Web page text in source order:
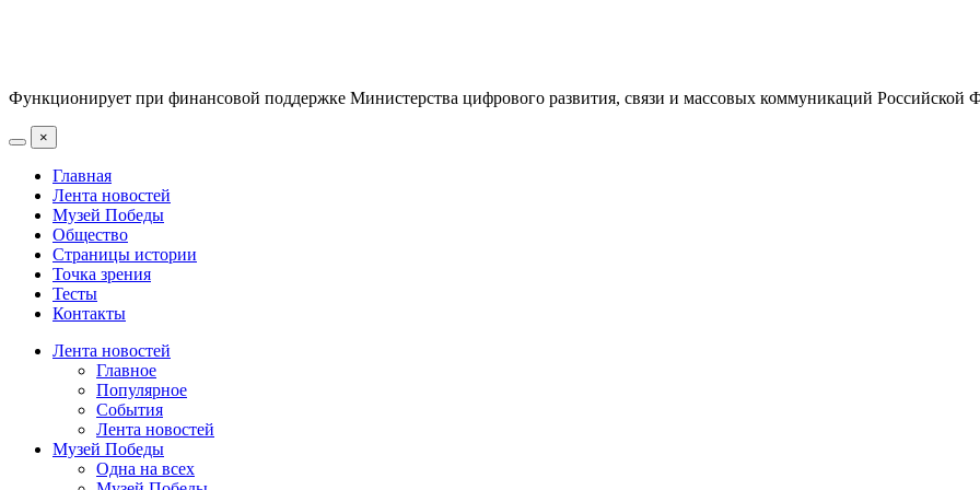
Функционирует при финансовой поддержке Министерства цифрового развития, связи и массовых коммуникаций Российской
×
Главная
Лента новостей
Музей Победы
Общество
Страницы истории
Точка зрения
Тесты
Контакты
Лента новостей
Главное
Популярное
События
Лента новостей
Музей Победы
Одна на всех